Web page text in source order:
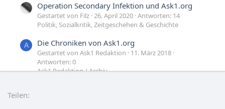
Operation Secondary Infektion und Ask1.org
Gestartet von Filz 26. April 2020 Antworten: 14
Politik, Sozialkritik, Zeitgeschehen & Geschichte
A Die Chroniken von Ask1.org
Gestartet von Ask1 Redaktion
11. März 2018
Antworten: 0
Ask1 Redaktion / Archiv
Teilen: